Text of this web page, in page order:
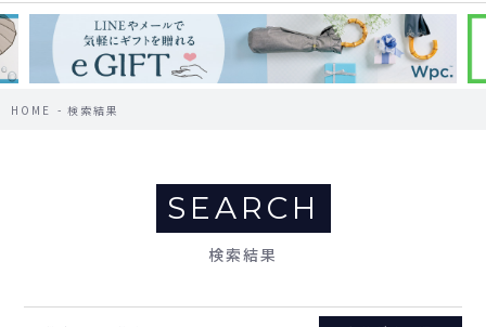
HOME 検索結果
SEARCH
検索結果